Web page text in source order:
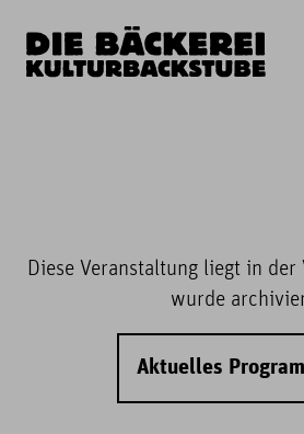
Diese Veranstaltung liegt in der
wurde
Aktuelles